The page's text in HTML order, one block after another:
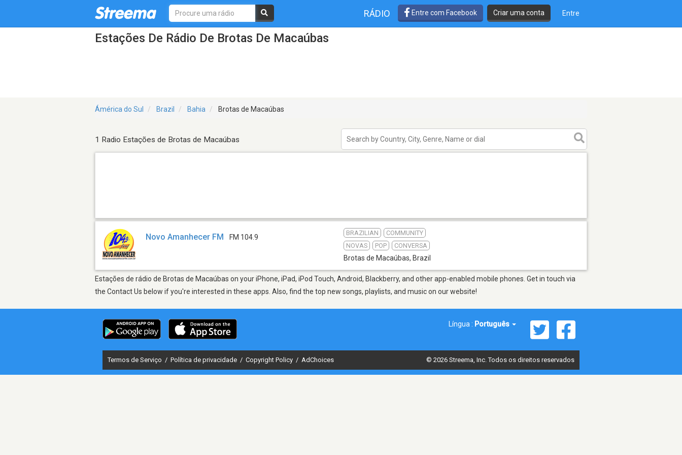
RÁDIO Entre com Facebook Criar uma conta Entre
Estações De Rádio De Brotas De Macaúbas
Ámérica do Sul Brazil Bahia Brotas de Macaúbas
1 Radio Estações de Brotas de Macaúbas
Novo Amanhecer FM FM 104.9
BRAZILIAN
COMMUNITY
NOVAS
POP CONVERSA
Brotas de Macaúbas, Brazil
Estações de rádio de Brotas de Macaúbas on your iPhone, iPad, iPod Touch, Android, Blackberry, and other app-enabled mobile phones. Get in touch via
the Contact Us below if you're interested in these apps. Also, find the top new songs, playlists, and music on our website!
Língua : Português
Termos de Serviço / Política de privacidade / Copyright Policy / AdChoices © 2026 Streema, Inc. Todos os direitos reservados